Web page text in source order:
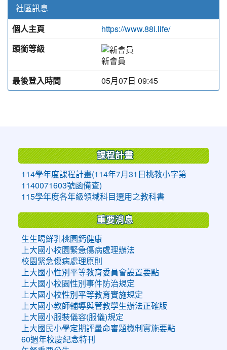
社區訊息
個人主頁
https://www.88i.life/
頭銜等級
新會員
最後登入時間
05月07日 09:45
課程計畫
114學年度課程計畫(114年7月31日桃教小字第
1140071603號函備查)
115學年度各年級領域科目選用之教科書
重要消息
生生喝鮮乳桃園鈣健康
上大國小校園緊急傷病處理辦法
校園緊急傷病處理原則
上大國小性別平等教育委員會設置要點
上大國小校園性別事件防治規定
上大國小校性別平等教育實施規定
上大國小教師輔導與管教學生辦法正確版
上大國小服裝儀容(服儀)規定
上大國民小學定期評量命審題機制實施要點
60週年校慶紀念特刊